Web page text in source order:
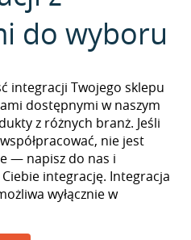
do wyboru
integracji Twojego sklepu
dostępnymi w naszym
z różnych branż. Jeśli
nie jest
— napisz do nas i
integrację. Integracja
wyłącznie w